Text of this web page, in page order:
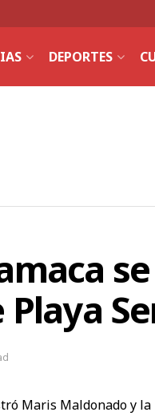
DEPORTES
Maris Maldonado y